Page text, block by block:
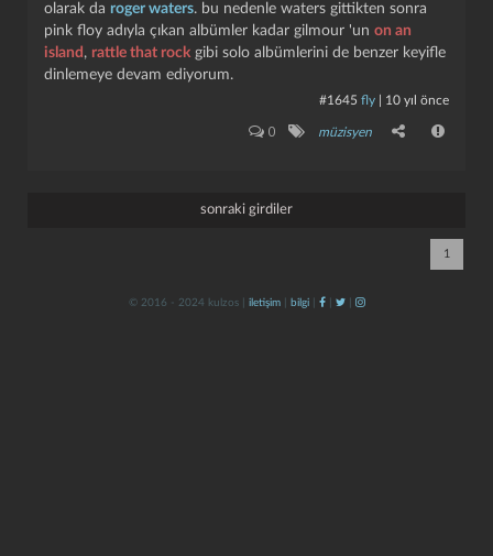
olarak da roger waters. bu nedenle waters gittikten sonra
pink floy adıyla çıkan albümler kadar gilmour 'un on an
island , rattle that rockgibi solo albümlerini de benzer keyifle
dinlemeye devam ediyorum.
#1645 fly 10 yıl önce
0 müzisyen
sonraki girdiler
1
kaydet
© 2016 - 2024 kulzos | iletişim| bilgi| | |